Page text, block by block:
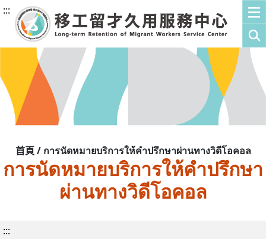
:::
首頁 / การนัดหมายบริการให้คำปรึกษาผ่านทางวิดีโอคอล
การนัดหมายบริการให้คำปรึกษา
ผ่านทางวิดีโอคอล
:::